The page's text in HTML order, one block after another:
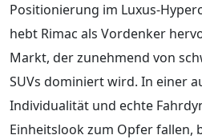
Positionierung im Luxus-
hebt Rimac als Vordenker
Markt, der zunehmend von
SUVs dominiert wird. In einer
Individualität und echte
Einheitslook zum Opfer fallen,